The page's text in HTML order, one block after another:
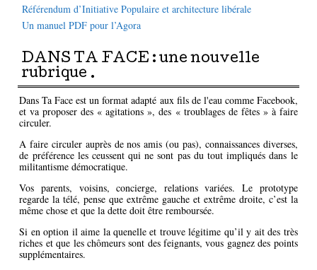
Référendum d’Initiative Populaire et architecture libérale
Un manuel PDF pour l’Agora
DANS TA FACE : une nouvelle
rubrique .
Dans Ta Face est un format adapté aux fils de l'eau comme Facebook,
et va proposer des « agitations », des « troublages de fêtes » à faire
circuler.
A faire circuler auprès de nos amis (ou pas), connaissances diverses,
de préférence les ceussent qui ne sont pas du tout impliqués dans le
militantisme démocratique.
Vos parents, voisins, concierge, relations variées. Le prototype
regarde la télé, pense que extrême gauche et extrême droite, c’est la
même chose et que la dette doit être remboursée.
Si en option il aime la quenelle et trouve légitime qu’il y ait des très
riches et que les chômeurs sont des feignants, vous gagnez des points
supplémentaires.